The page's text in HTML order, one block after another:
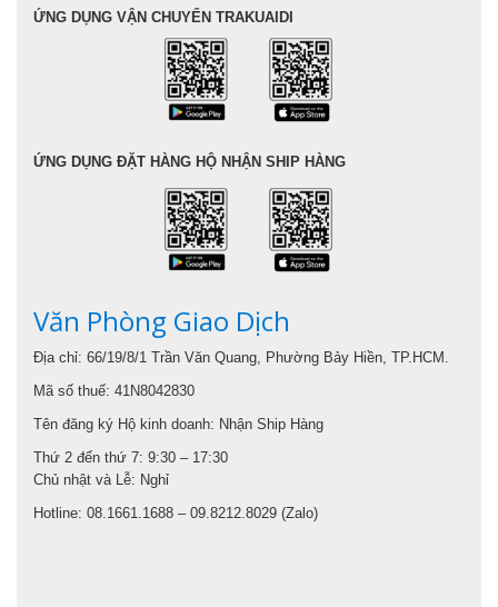
ỨNG DỤNG VẬN CHUYỂN TRAKUAIDI
ỨNG DỤNG ĐẶT HÀNG HỘ NHẬN SHIP HÀNG
Văn Phòng Giao Dịch
Địa chỉ: 66/19/8/1 Trần Văn Quang, Phường Bảy Hiền, TP.HCM.
Mã số thuế: 41N8042830
Tên đăng ký Hộ kinh doanh: Nhận Ship Hàng
Thứ 2 đến thứ 7: 9:30 – 17:30
Chủ nhật và Lễ: Nghỉ
Hotline: 08.1661.1688 – 09.8212.8029 (Zalo)